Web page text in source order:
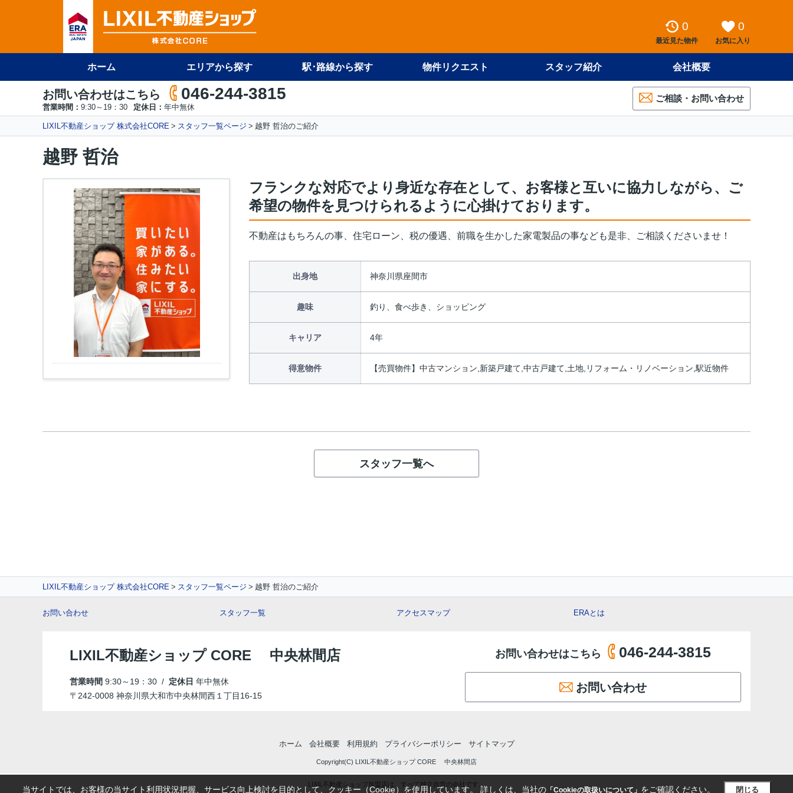
0
最近見た物件
0
お気に入り
ホーム エリアから探す 駅･路線から探す 物件リクエスト スタッフ紹介 会社概要
お問い合わせはこちら 046-244-3815
営業時間： 9:30～19：30 定休日： 年中無休
ご相談・お問い合わせ
LIXIL不動産ショップ 株式会社CORE スタッフ一覧ページ 越野 哲治のご紹介
越野 哲治
フランクな対応でより身近な存在として、お客様と互いに協力しながら、ご
希望の物件を見つけられるように心掛けております。
不動産はもちろんの事、住宅ローン、税の優遇、前職を生かした家電製品の事なども是非、ご相談くださいませ！
出身地 神奈川県座間市
趣味 釣り、食べ歩き、ショッピング
キャリア 4年
得意物件 【売買物件】中古マンション,新築戸建て,中古戸建て,土地,リフォーム・リノベーション,駅近物件
スタッフ一覧へ
LIXIL不動産ショップ 株式会社CORE スタッフ一覧ページ 越野 哲治のご紹介
お問い合わせ スタッフ一覧 アクセスマップ ERAとは
LIXIL不動産ショップ CORE 中央林間店
営業時間 9:30～19：30 / 定休日 年中無休
〒242-0008 神奈川県大和市中央林間西１丁目16-15
お問い合わせはこちら 046-244-3815
お問い合わせ
ホーム 会社概要 利用規約 プライバシーポリシー サイトマップ
Copyright(C) LIXIL不動産ショップ CORE 中央林間店
LIXIL不動産ショップ加盟店は、すべて独立自営の会社です。
当サイトでは、お客様の当サイト利用状況把握、サービス向上検討を目的として、クッキー（Cookie）を使用しています。 詳しくは、当社の「Cookieの取扱いについて」 をご確認ください。 閉じる